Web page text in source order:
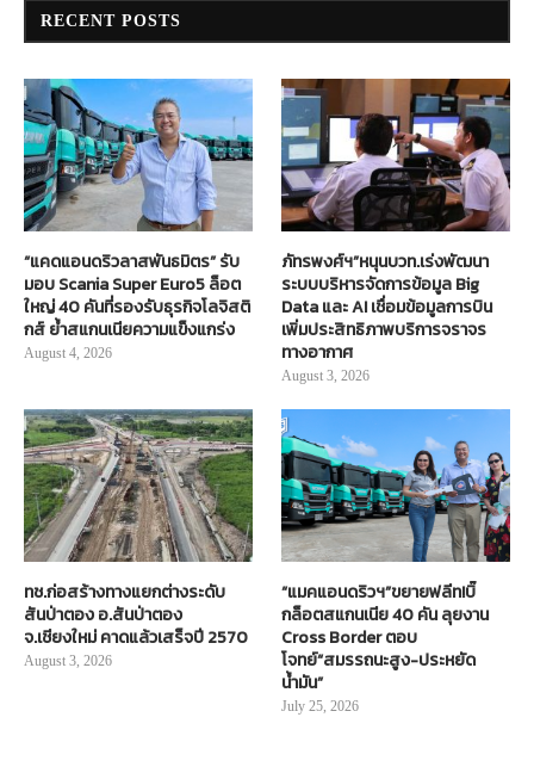
RECENT POSTS
“แคดแอนดริวลาสพันธมิตร” รับ
มอบ Scania Super Euro5 ล็อต
ใหญ่ 40 คันที่รองรับธุรกิจโลจิสติ
กส์ ย้ำสแกนเนียความแข็งแกร่ง
August 4, 2026
ภัทรพงศ์ฯ”หนุนบวท.เร่งพัฒนา
ระบบบริหารจัดการข้อมูล Big
Data และ AI เชื่อมข้อมูลการบิน
เพิ่มประสิทธิภาพบริการจราจร
ทางอากาศ
August 3, 2026
ทช.ก่อสร้างทางแยกต่างระดับ
สันป่าตอง อ.สันป่าตอง
จ.เชียงใหม่ คาดแล้วเสร็จปี 2570
August 3, 2026
“แมคแอนดริวฯ”ขยายฟลีท!บิ๊
กล็อตสแกนเนีย 40 คัน ลุยงาน
Cross Border ตอบ
โจทย์“สมรรถนะสูง-ประหยัด
น้ำมัน”
July 25, 2026